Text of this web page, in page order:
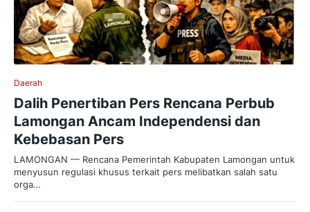
Daerah
Dalih Penertiban Pers Rencana Perbub
Lamongan Ancam Independensi dan
Kebebasan Pers
LAMONGAN — Rencana Pemerintah Kabupaten Lamongan untuk
menyusun regulasi khusus terkait pers melibatkan salah satu
orga…